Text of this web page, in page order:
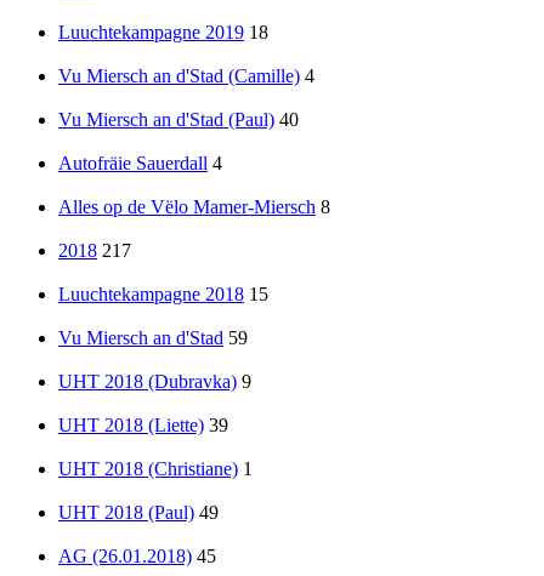
Luuchtekampagne 2019 18
Vu Miersch an d'Stad (Camille) 4
Vu Miersch an d'Stad (Paul) 40
Autofräie Sauerdall 4
Alles op de Vëlo Mamer-Miersch 8
2018 217
Luuchtekampagne 2018 15
Vu Miersch an d'Stad 59
UHT 2018 (Dubravka) 9
UHT 2018 (Liette) 39
UHT 2018 (Christiane) 1
UHT 2018 (Paul) 49
AG (26.01.2018) 45